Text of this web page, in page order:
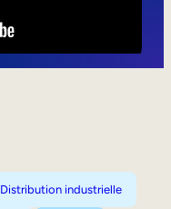
Distribution industrielle